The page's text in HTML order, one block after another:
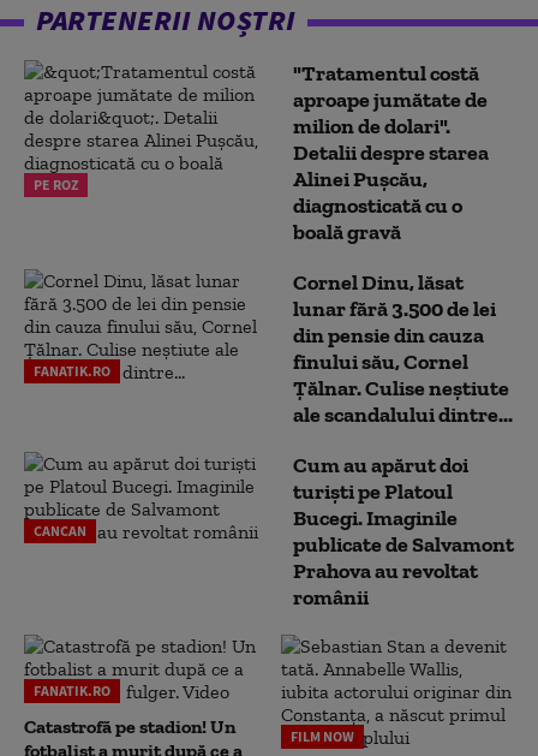
PARTENERII NOȘTRI
PE ROZ
"Tratamentul costă
aproape jumătate de
milion de dolari".
Detalii despre starea
Alinei Pușcău,
diagnosticată cu o
boală gravă
FANATIK.RO
Cornel Dinu, lăsat
lunar fără 3.500 de lei
din pensie din cauza
finului său, Cornel
Țălnar. Culise neștiute
ale scandalului dintre...
CANCAN
Cum au apărut doi
turiști pe Platoul
Bucegi. Imaginile
publicate de Salvamont
Prahova au revoltat
românii
FANATIK.RO
Catastrofă pe stadion! Un
fotbalist a murit după ce a
FILM NOW